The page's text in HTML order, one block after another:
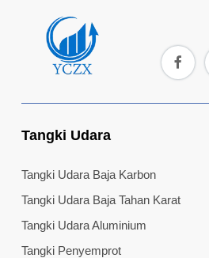
Tangki Udara
Tangki Udara Baja Karbon
Tangki Udara Baja Tahan Karat
Tangki Udara Aluminium
Tangki Penyemprot